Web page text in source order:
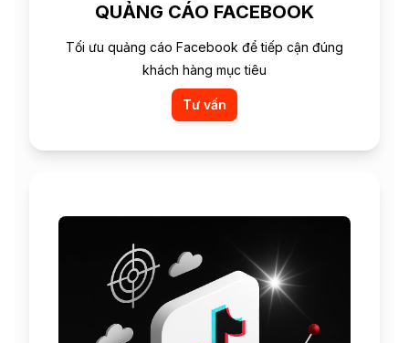
QUẢNG CÁO FACEBOOK
Tối ưu quảng cáo Facebook để tiếp cận đúng
khách hàng mục tiêu
Tư vấn